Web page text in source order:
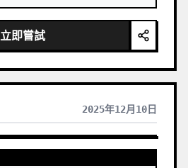
立即嘗試
2025年12月10日